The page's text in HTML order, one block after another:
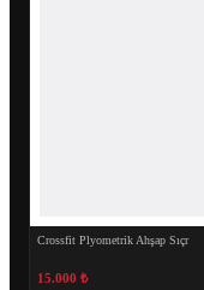
Crossfit Plyometrik Ahşap Sıçr
15.000 ₺